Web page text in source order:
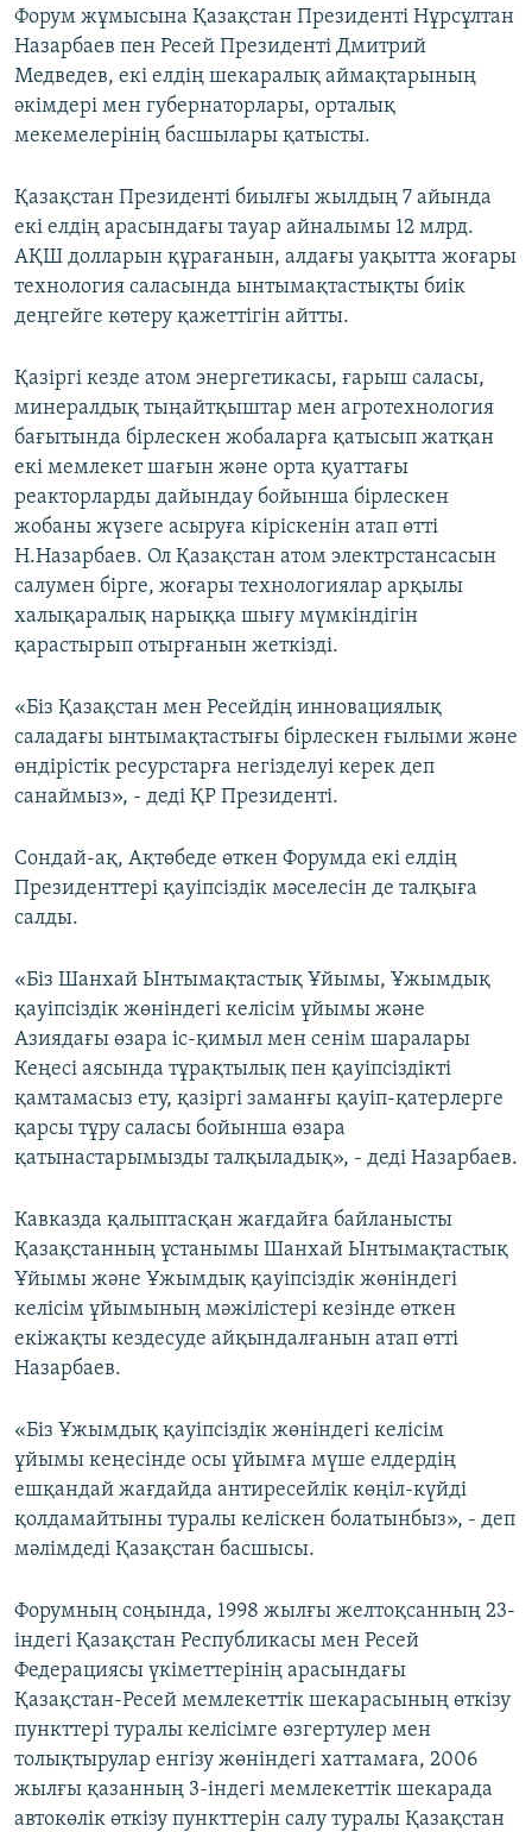
Форум жұмысына Қазақстан Президенті Нұрсұлтан
Назарбаев пен Ресей Президенті Дмитрий
Медведев, екі елдің шекаралық аймақтарының
әкімдері мен губернаторлары, орталық
мекемелерінің басшылары қатысты.
Қазақстан Президенті биылғы жылдың 7 айында
екі елдің арасындағы тауар айналымы 12 млрд.
АҚШ долларын құрағанын, алдағы уақытта жоғары
технология саласында ынтымақтастықты биік
деңгейге көтеру қажеттігін айтты.
Қазіргі кезде атом энергетикасы, ғарыш саласы,
минералдық тыңайтқыштар мен агротехнология
бағытында бірлескен жобаларға қатысып жатқан
екі мемлекет шағын және орта қуаттағы
реакторларды дайындау бойынша бірлескен
жобаны жүзеге асыруға кіріскенін атап өтті
Н.Назарбаев. Ол Қазақстан атом электрстансасын
салумен бірге, жоғары технологиялар арқылы
халықаралық нарыққа шығу мүмкіндігін
қарастырып отырғанын жеткізді.
«Біз Қазақстан мен Ресейдің инновациялық
саладағы ынтымақтастығы бірлескен ғылыми және
өндірістік ресурстарға негізделуі керек деп
санаймыз», - деді ҚР Президенті.
Сондай-ақ, Ақтөбеде өткен Форумда екі елдің
Президенттері қауіпсіздік мәселесін де талқыға
салды.
«Біз Шанхай Ынтымақтастық Ұйымы, Ұжымдық
қауіпсіздік жөніндегі келісім ұйымы және
Азиядағы өзара іс-қимыл мен сенім шаралары
Кеңесі аясында тұрақтылық пен қауіпсіздікті
қамтамасыз ету, қазіргі заманғы қауіп-қатерлерге
қарсы тұру саласы бойынша өзара
қатынастарымызды талқыладық», - деді Назарбаев.
Кавказда қалыптасқан жағдайға байланысты
Қазақстанның ұстанымы Шанхай Ынтымақтастық
Ұйымы және Ұжымдық қауіпсіздік жөніндегі
келісім ұйымының мәжілістері кезінде өткен
екіжақты кездесуде айқындалғанын атап өтті
Назарбаев.
«Біз Ұжымдық қауіпсіздік жөніндегі келісім
ұйымы кеңесінде осы ұйымға мүше елдердің
ешқандай жағдайда антиресейлік көңіл-күйді
қолдамайтыны туралы келіскен болатынбыз», - деп
мәлімдеді Қазақстан басшысы.
Форумның соңында, 1998 жылғы желтоқсанның 23-
індегі Қазақстан Республикасы мен Ресей
Федерациясы үкіметтерінің арасындағы
Қазақстан-Ресей мемлекеттік шекарасының өткізу
пункттері туралы келісімге өзгертулер мен
толықтырулар енгізу жөніндегі хаттамаға, 2006
жылғы қазанның 3-індегі мемлекеттік шекарада
автокөлік өткізу пункттерін салу туралы Қазақстан